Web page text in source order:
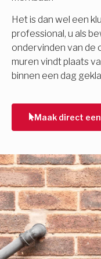
Het is dan wel een
professional, u als
ondervinden van de
muren vindt plaats
binnen een dag
Maak direct